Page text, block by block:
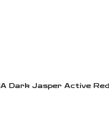
Dark Jasper Active Red